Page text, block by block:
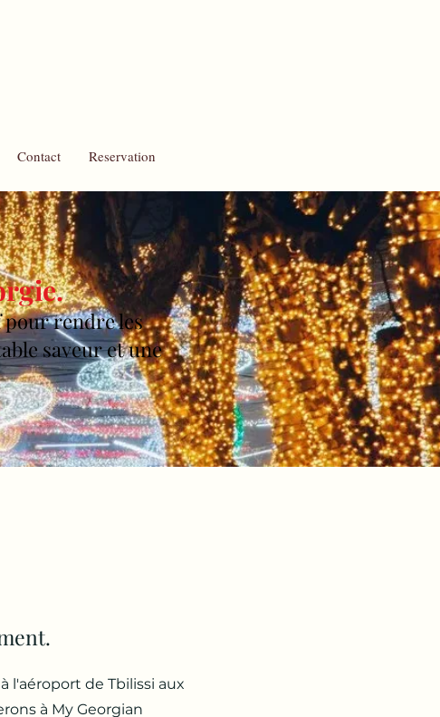
Contact Reservation
pour rendre les
saveur et une
l'aéroport de Tbilissi aux
à My Georgian